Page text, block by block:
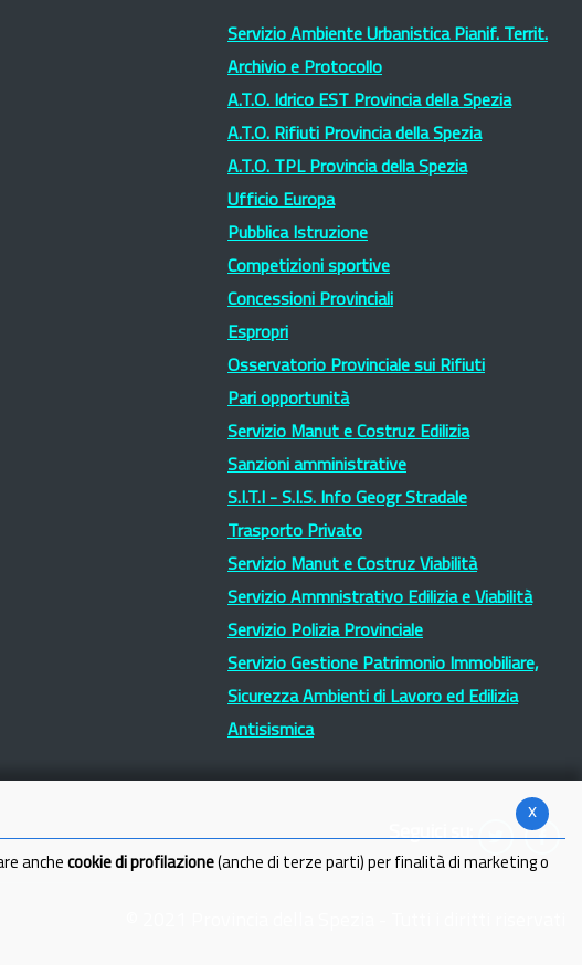
Servizio Ambiente Urbanistica Pianif. Territ.
Archivio e Protocollo
A.T.O. Idrico EST Provincia della Spezia
A.T.O. Rifiuti Provincia della Spezia
A.T.O. TPL Provincia della Spezia
Ufficio Europa
Pubblica Istruzione
Competizioni sportive
Concessioni Provinciali
Espropri
Osservatorio Provinciale sui Rifiuti
Pari opportunità
Servizio Manut e Costruz Edilizia
Sanzioni amministrative
S.I.T.I - S.I.S. Info Geogr Stradale
Trasporto Privato
Servizio Manut e Costruz Viabilità
Servizio Ammnistrativo Edilizia e Viabilità
Servizio Polizia Provinciale
Servizio Gestione Patrimonio Immobiliare,
Sicurezza Ambienti di Lavoro ed Edilizia
Antisismica
Seguici su:
x
anche cookie di profilazione (anche di terze parti) per finalità di marketing o